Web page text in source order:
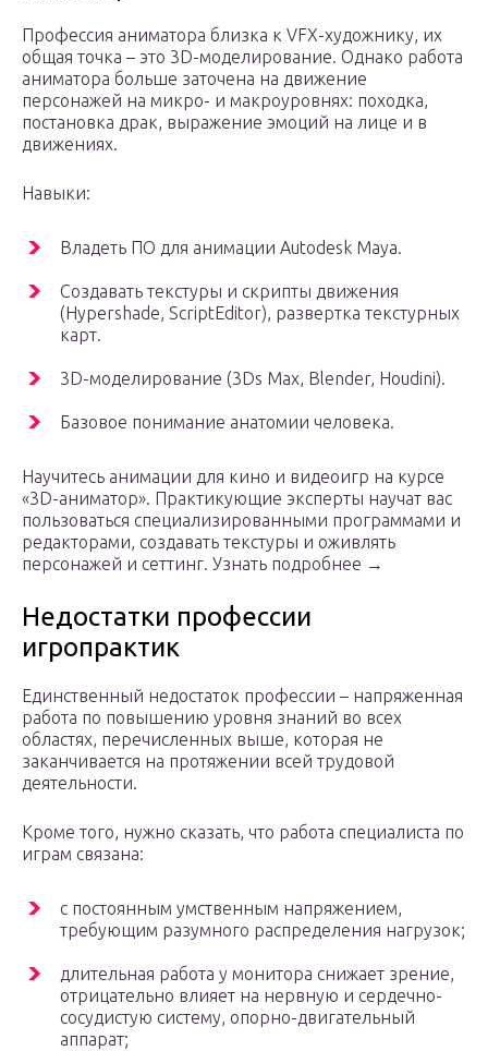
Профессия аниматора близка к VFX-художнику, их
общая точка – это 3D-моделирование. Однако работа
аниматора больше заточена на движение
персонажей на микро- и макроуровнях: походка,
постановка драк, выражение эмоций на лице и в
движениях.
Навыки:
Владеть ПО для анимации Autodesk Maya.
Создавать текстуры и скрипты движения
(Hypershade, ScriptEditor), развертка текстурных
карт.
3D-моделирование (3Ds Max, Blender, Houdini).
Базовое понимание анатомии человека.
Научитесь анимации для кино и видеоигр на курсе
«3D-аниматор». Практикующие эксперты научат вас
пользоваться специализированными программами и
редакторами, создавать текстуры и оживлять
персонажей и сеттинг. Узнать подробнее →
Недостатки профессии
игропрактик
Единственный недостаток профессии – напряженная
работа по повышению уровня знаний во всех
областях, перечисленных выше, которая не
заканчивается на протяжении всей трудовой
деятельности.
Кроме того, нужно сказать, что работа специалиста по
играм связана:
с постоянным умственным напряжением,
требующим разумного распределения нагрузок;
длительная работа у монитора снижает зрение,
отрицательно влияет на нервную и сердечно-
сосудистую систему, опорно-двигательный
аппарат;